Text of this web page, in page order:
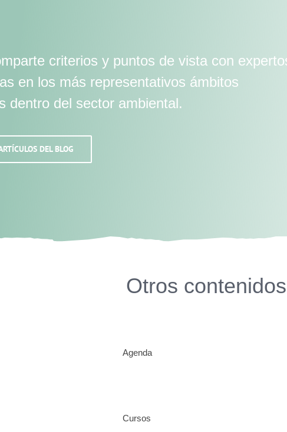
criterios y puntos de vista con
en los más representativos ámbitos
dentro del sector ambiental.
DEL BLOG
Otros contenidos
Agenda
Cursos